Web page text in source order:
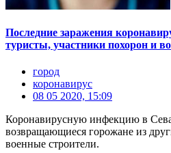
Последние заражения
туристы, участники похорон и
город
коронавирус
08 05 2020, 15:09
Коронавирусную инфекцию в
возвращающиеся горожане из
военные строители.